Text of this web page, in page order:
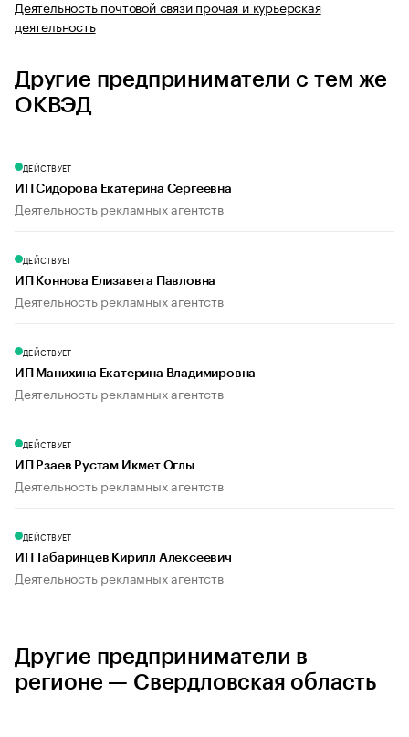
Деятельность почтовой связи прочая и курьерская
деятельность
Другие предприниматели с тем же
ОКВЭД
ДЕЙСТВУЕТ
ИП Сидорова Екатерина Сергеевна
Деятельность рекламных агентств
ДЕЙСТВУЕТ
ИП Коннова Елизавета Павловна
Деятельность рекламных агентств
ДЕЙСТВУЕТ
ИП Манихина Екатерина Владимировна
Деятельность рекламных агентств
ДЕЙСТВУЕТ
ИП Рзаев Рустам Икмет Оглы
Деятельность рекламных агентств
ДЕЙСТВУЕТ
ИП Табаринцев Кирилл Алексеевич
Деятельность рекламных агентств
Другие предприниматели в
регионе — Свердловская область